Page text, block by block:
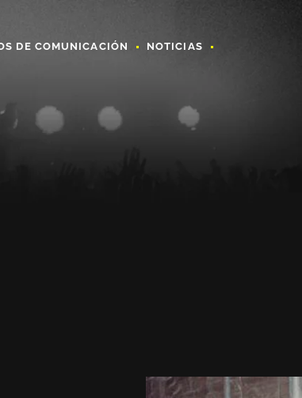
DE COMUNICACIÓN NOTICIAS